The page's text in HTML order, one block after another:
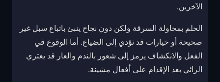
الآخرين.
الحلم بمحاولة السرقة ولكن دون نجاح ينبئ باتباع سبل غير
صحيحة أو خيارات قد تؤدي إلى الضياع. أما الوقوع في
الفعل والانكشاف يرمز إلى شعور بالندم والعار قد يعتري
الرائي بعد الإقدام على أفعال مشينة.